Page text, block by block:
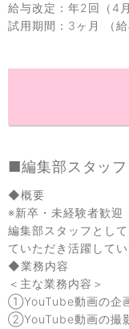
給与改定：年2回（4
試用期間：3ヶ月 （給
■編集部スタッフ
◆概要
※新卒・未経験者歓迎
編集部スタッフとし
ていただき活躍してい
◆業務内容
＜主な業務内容＞
①YouTube動画の企
②YouTube動画の撮